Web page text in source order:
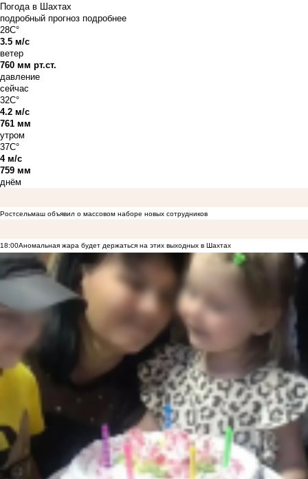
Погода в Шахтах
подробный прогноз подробнее
28C°
3.5 м/с
ветер
760 мм рт.ст.
давление
сейчас
32C°
4.2 м/с
761 мм
утром
37C°
4 м/с
759 мм
днём
Ростсельмаш объявил о массовом наборе новых сотрудников
18:00Аномальная жара будет держаться на этих выходных в Шахтах